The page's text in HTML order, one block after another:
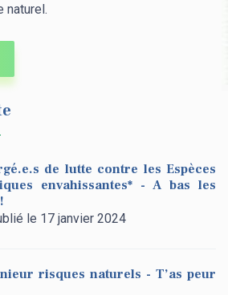
naturel.
de lutte contre les Espèces
envahissantes* - A bas les
le 17 janvier 2024
risques naturels - T’as peur